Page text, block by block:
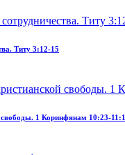
Титу 3:12-15
1 Коринфянам 10:23-11:1